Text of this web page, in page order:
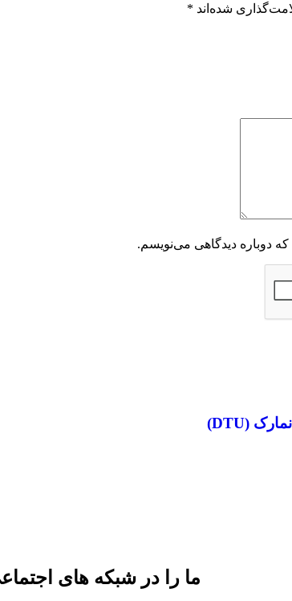
شده‌اند *
دوباره دیدگاهی می‌نویسم.
ما را در شبکه های